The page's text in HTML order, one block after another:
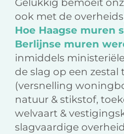
ook met de
Hoe Haagse muren
Berlijnse muren
inmiddels
de slag op een zestal
(versnelling
natuur & stikstof,
welvaart &
slagvaardige